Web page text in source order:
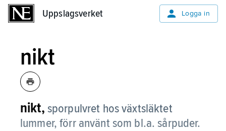
Uppslagsverket Logga in
nikt
nikt, sporpulvret hos växtsläktet
lummer, förr använt som bl.a. sårpuder.